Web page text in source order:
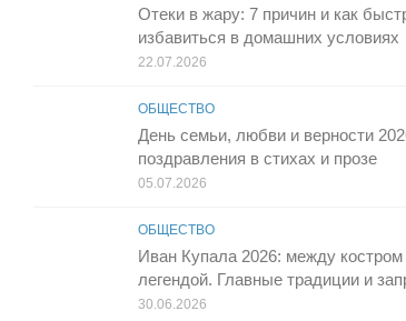
Отеки в жару: 7 причин и как
избавиться в домашних условиях
22.07.2026
ОБЩЕСТВО
День семьи, любви и верности
поздравления в стихах и прозе
05.07.2026
ОБЩЕСТВО
Иван Купала 2026: между костром
легендой. Главные традиции и
30.06.2026